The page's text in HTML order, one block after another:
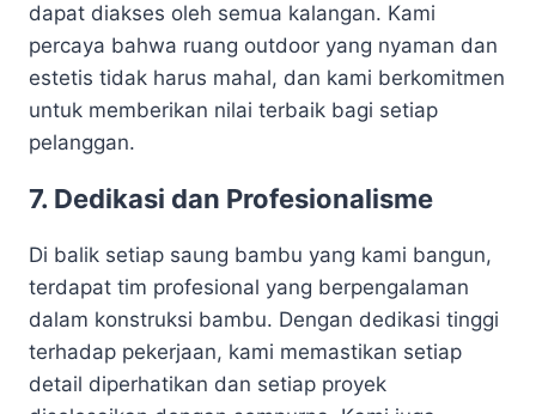
dapat diakses oleh semua kalangan. Kami
percaya bahwa ruang outdoor yang nyaman dan
estetis tidak harus mahal, dan kami berkomitmen
untuk memberikan nilai terbaik bagi setiap
pelanggan.
7. Dedikasi dan Profesionalisme
Di balik setiap saung bambu yang kami bangun,
terdapat tim profesional yang berpengalaman
dalam konstruksi bambu. Dengan dedikasi tinggi
terhadap pekerjaan, kami memastikan setiap
detail diperhatikan dan setiap proyek